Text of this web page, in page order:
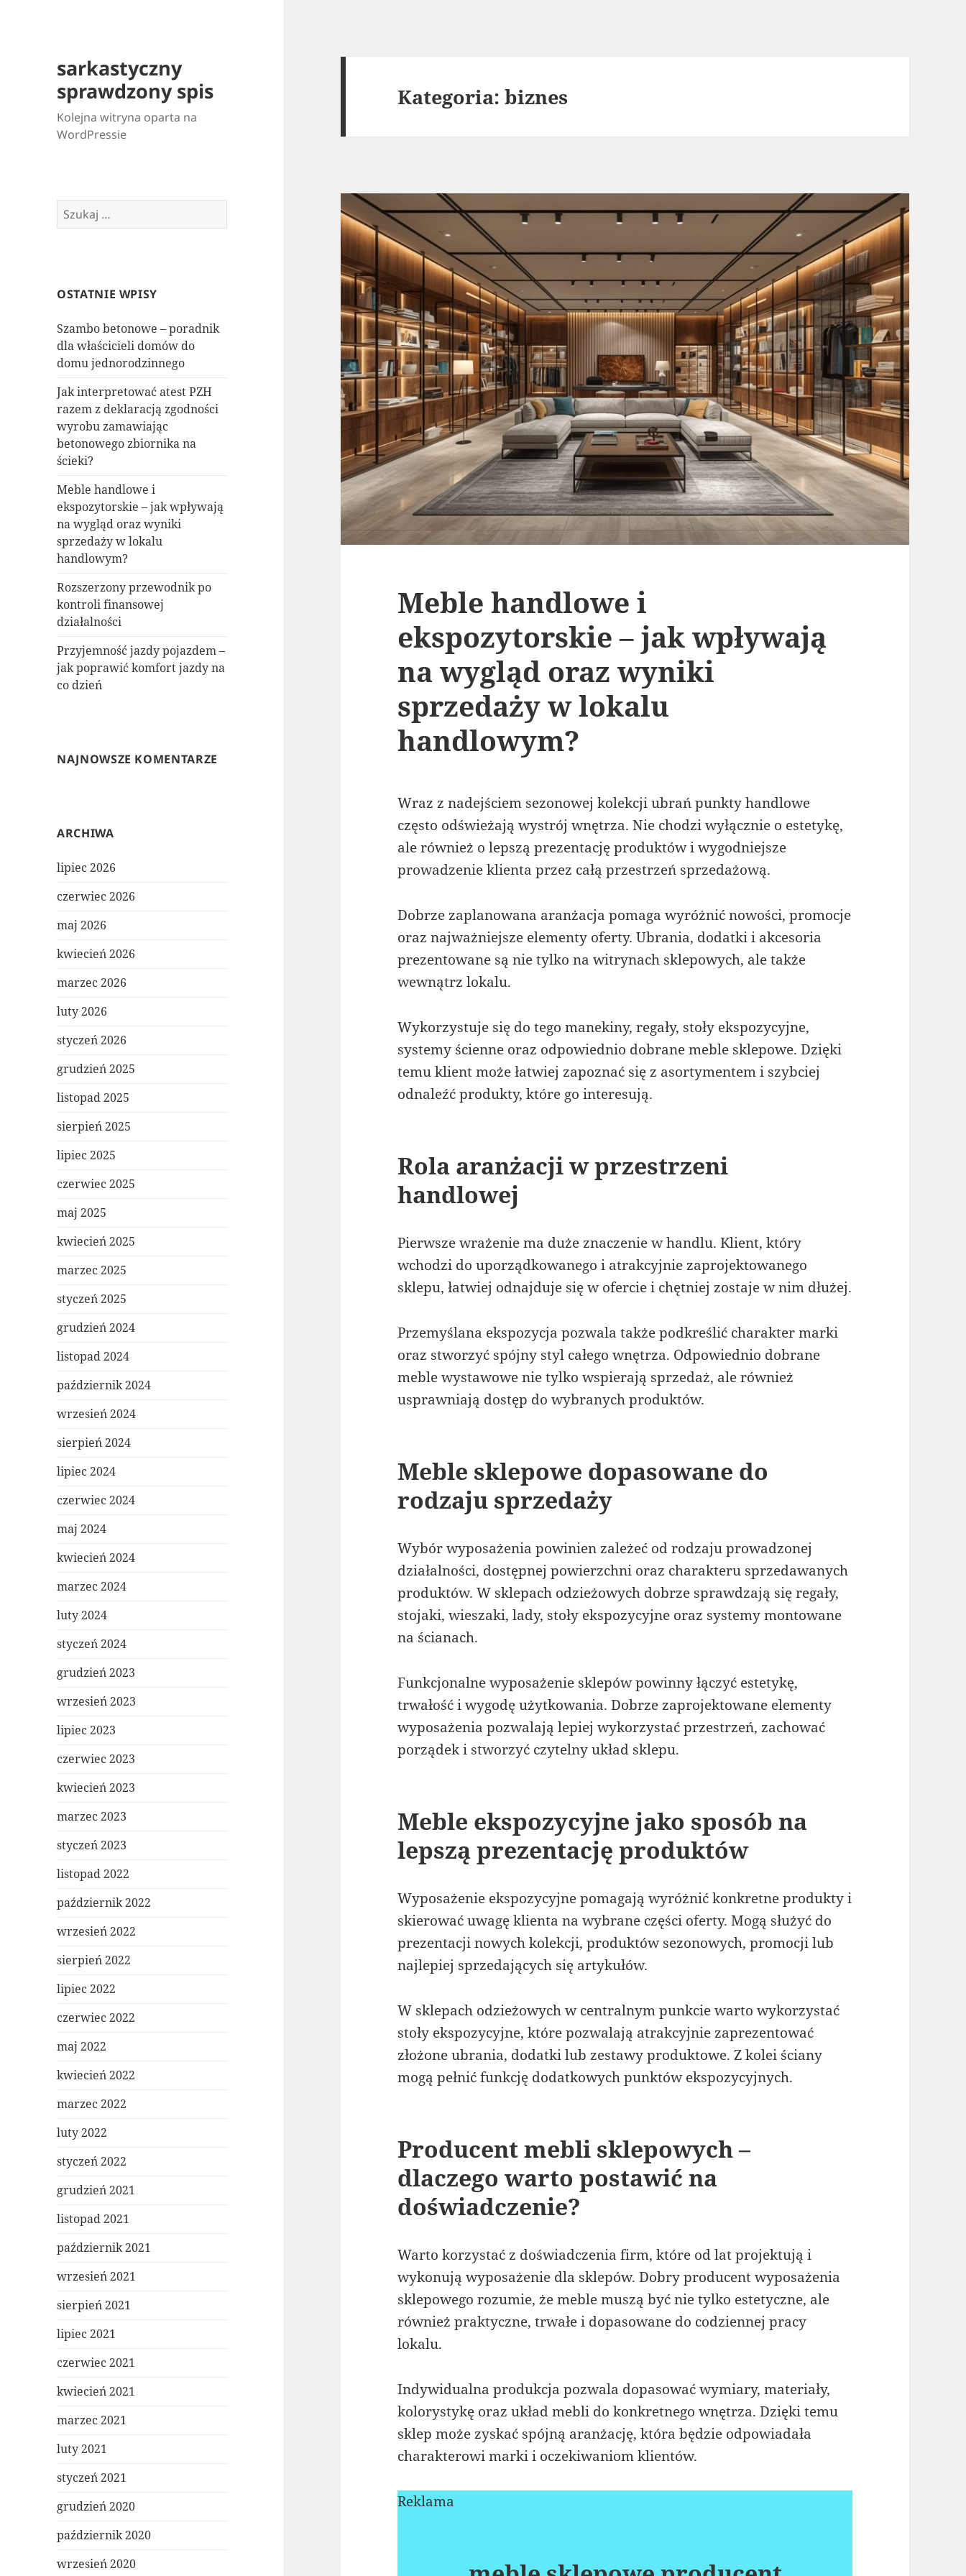
sarkastyczny
sprawdzony spis
Kolejna witryna oparta na
WordPressie
Szukaj:
OSTATNIE WPISY
Szambo betonowe – poradnik
dla właścicieli domów do
domu jednorodzinnego
Jak interpretować atest PZH
razem z deklaracją zgodności
wyrobu zamawiając
betonowego zbiornika na
ścieki?
Meble handlowe i
ekspozytorskie – jak wpływają
na wygląd oraz wyniki
sprzedaży w lokalu
handlowym?
Rozszerzony przewodnik po
kontroli finansowej
działalności
Przyjemność jazdy pojazdem –
jak poprawić komfort jazdy na
co dzień
NAJNOWSZE KOMENTARZE
ARCHIWA
lipiec 2026
czerwiec 2026
maj 2026
kwiecień 2026
marzec 2026
luty 2026
styczeń 2026
grudzień 2025
listopad 2025
sierpień 2025
lipiec 2025
czerwiec 2025
maj 2025
kwiecień 2025
marzec 2025
styczeń 2025
grudzień 2024
listopad 2024
październik 2024
wrzesień 2024
sierpień 2024
lipiec 2024
czerwiec 2024
maj 2024
kwiecień 2024
marzec 2024
luty 2024
styczeń 2024
grudzień 2023
wrzesień 2023
lipiec 2023
czerwiec 2023
kwiecień 2023
marzec 2023
styczeń 2023
listopad 2022
październik 2022
wrzesień 2022
sierpień 2022
lipiec 2022
czerwiec 2022
maj 2022
kwiecień 2022
marzec 2022
luty 2022
styczeń 2022
grudzień 2021
listopad 2021
październik 2021
wrzesień 2021
sierpień 2021
lipiec 2021
czerwiec 2021
kwiecień 2021
marzec 2021
luty 2021
styczeń 2021
grudzień 2020
październik 2020
wrzesień 2020
Kategoria:biznes
Meble handlowe i
ekspozytorskie – jak wpływają
na wygląd oraz wyniki
sprzedaży w lokalu
handlowym?
Wraz z nadejściem sezonowej kolekcji ubrań punkty handlowe
często odświeżają wystrój wnętrza. Nie chodzi wyłącznie o estetykę,
ale również o lepszą prezentację produktów i wygodniejsze
prowadzenie klienta przez całą przestrzeń sprzedażową.
Dobrze zaplanowana aranżacja pomaga wyróżnić nowości, promocje
oraz najważniejsze elementy oferty. Ubrania, dodatki i akcesoria
prezentowane są nie tylko na witrynach sklepowych, ale także
wewnątrz lokalu.
Wykorzystuje się do tego manekiny, regały, stoły ekspozycyjne,
systemy ścienne oraz odpowiednio dobrane meble sklepowe. Dzięki
temu klient może łatwiej zapoznać się z asortymentem i szybciej
odnaleźć produkty, które go interesują.
Rola aranżacji w przestrzeni
handlowej
Pierwsze wrażenie ma duże znaczenie w handlu. Klient, który
wchodzi do uporządkowanego i atrakcyjnie zaprojektowanego
sklepu, łatwiej odnajduje się w ofercie i chętniej zostaje w nim dłużej.
Przemyślana ekspozycja pozwala także podkreślić charakter marki
oraz stworzyć spójny styl całego wnętrza. Odpowiednio dobrane
meble wystawowe nie tylko wspierają sprzedaż, ale również
usprawniają dostęp do wybranych produktów.
Meble sklepowe dopasowane do
rodzaju sprzedaży
Wybór wyposażenia powinien zależeć od rodzaju prowadzonej
działalności, dostępnej powierzchni oraz charakteru sprzedawanych
produktów. W sklepach odzieżowych dobrze sprawdzają się regały,
stojaki, wieszaki, lady, stoły ekspozycyjne oraz systemy montowane
na ścianach.
Funkcjonalne wyposażenie sklepów powinny łączyć estetykę,
trwałość i wygodę użytkowania. Dobrze zaprojektowane elementy
wyposażenia pozwalają lepiej wykorzystać przestrzeń, zachować
porządek i stworzyć czytelny układ sklepu.
Meble ekspozycyjne jako sposób na
lepszą prezentację produktów
Wyposażenie ekspozycyjne pomagają wyróżnić konkretne produkty i
skierować uwagę klienta na wybrane części oferty. Mogą służyć do
prezentacji nowych kolekcji, produktów sezonowych, promocji lub
najlepiej sprzedających się artykułów.
W sklepach odzieżowych w centralnym punkcie warto wykorzystać
stoły ekspozycyjne, które pozwalają atrakcyjnie zaprezentować
złożone ubrania, dodatki lub zestawy produktowe. Z kolei ściany
mogą pełnić funkcję dodatkowych punktów ekspozycyjnych.
Producent mebli sklepowych –
dlaczego warto postawić na
doświadczenie?
Warto korzystać z doświadczenia firm, które od lat projektują i
wykonują wyposażenie dla sklepów. Dobry producent wyposażenia
sklepowego rozumie, że meble muszą być nie tylko estetyczne, ale
również praktyczne, trwałe i dopasowane do codziennej pracy
lokalu.
Indywidualna produkcja pozwala dopasować wymiary, materiały,
kolorystykę oraz układ mebli do konkretnego wnętrza. Dzięki temu
sklep może zyskać spójną aranżację, która będzie odpowiadała
charakterowi marki i oczekiwaniom klientów.
Reklama